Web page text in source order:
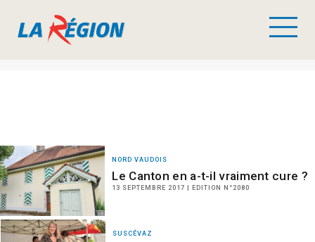
NORD VAUDOIS
Le Canton en a-t-il vraiment cure ?
13 SEPTEMBRE 2017 | EDITION N°2080
SUSCÉVAZ